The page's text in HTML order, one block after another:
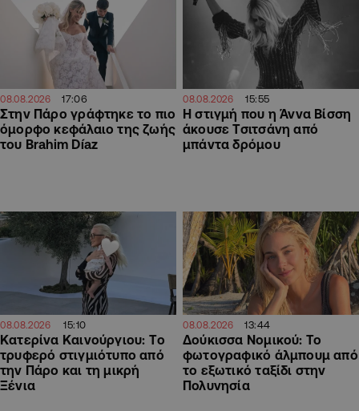
08.08.2026 17:06
Στην Πάρο γράφτηκε το πιο
όμορφο κεφάλαιο της ζωής
του Brahim Díaz
08.08.2026 15:55
H στιγμή που η Άννα Βίσση
άκουσε Τσιτσάνη από
μπάντα δρόμου
08.08.2026 15:10
Κατερίνα Καινούργιου: Tο
τρυφερό στιγμιότυπο από
την Πάρο και τη μικρή
Ξένια
08.08.2026 13:44
Δούκισσα Νομικού: Το
φωτογραφικό άλμπουμ από
το εξωτικό ταξίδι στην
Πολυνησία